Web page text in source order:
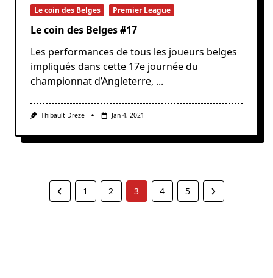
Le coin des Belges Premier League
Le coin des Belges #17
Les performances de tous les joueurs belges
impliqués dans cette 17e journée du
championnat d’Angleterre, ...
Thibault Dreze Jan 4, 2021
1 2 3 4 5